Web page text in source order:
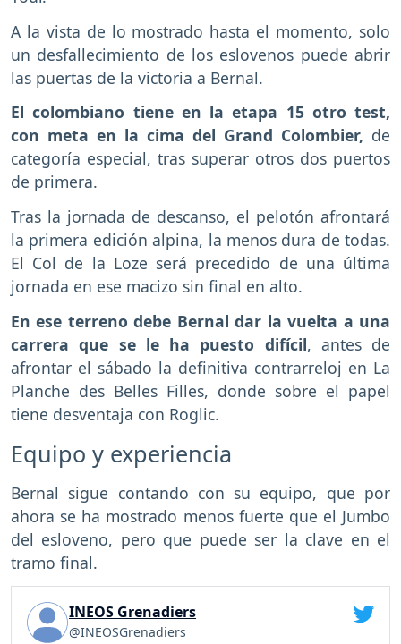
A la vista de lo mostrado hasta el momento, solo
un desfallecimiento de los eslovenos puede abrir
las puertas de la victoria a Bernal.
El colombiano tiene en la etapa 15 otro test,
con meta en la cima del Grand Colombier, de
categoría especial, tras superar otros dos puertos
de primera.
Tras la jornada de descanso, el pelotón afrontará
la primera edición alpina, la menos dura de todas.
El Col de la Loze será precedido de una última
jornada en ese macizo sin final en alto.
En ese terreno debe Bernal dar la vuelta a una
carrera que se le ha puesto difícil, antes de
afrontar el sábado la definitiva contrarreloj en La
Planche des Belles Filles, donde sobre el papel
tiene desventaja con Roglic.
Equipo y experiencia
Bernal sigue contando con su equipo, que por
ahora se ha mostrado menos fuerte que el Jumbo
del esloveno, pero que puede ser la clave en el
tramo final.
INEOS Grenadiers
@INEOSGrenadiers